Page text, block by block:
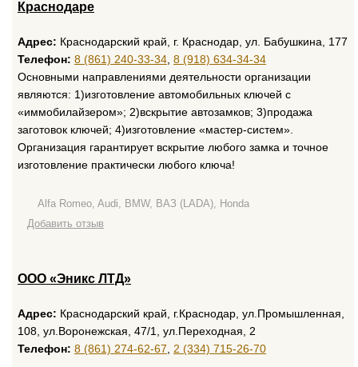
Краснодаре
Адрес: Краснодарский край, г. Краснодар, ул. Бабушкина, 177
Телефон: 8 (861) 240-33-34 8 (918) 634-34-34
Основными направлениями деятельности организации
являются: 1)изготовление автомобильных ключей с
«иммобилайзером»; 2)вскрытие автозамков; 3)продажа
заготовок ключей; 4)изготовление «мастер-систем».
Организация гарантирует вскрытие любого замка и точное
изготовление практически любого ключа!
Alfa Romeo, Audi, BMW, ВАЗ (LADA), Honda
Добавить отзыв
ООО «Эникс ЛТД»
Адрес: Краснодарский край, г.Краснодар, ул.Промышленная,
108, ул.Воронежская, 47/1, ул.Переходная, 2
Телефон: 8 (861) 274-62-67 2 (334) 715-26-70